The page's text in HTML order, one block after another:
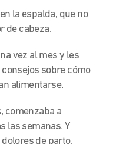
la espalda, que no
de cabeza.
vez al mes y les
sobre cómo
alimentarse.
comenzaba a
las semanas. Y
de parto,